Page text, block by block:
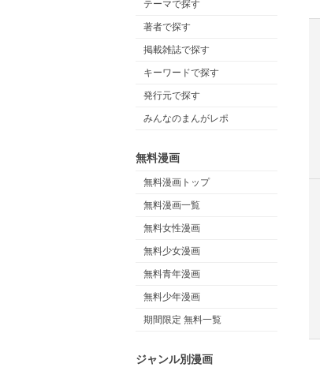
テーマで探す
著者で探す
掲載雑誌で探す
キーワードで探す
発行元で探す
みんなのまんがレポ
無料漫画
無料漫画トップ
無料漫画一覧
無料女性漫画
無料少女漫画
無料青年漫画
無料少年漫画
期間限定 無料一覧
ジャンル別漫画